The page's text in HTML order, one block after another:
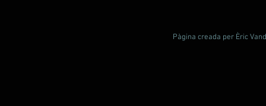
Pàgina creada per Èric